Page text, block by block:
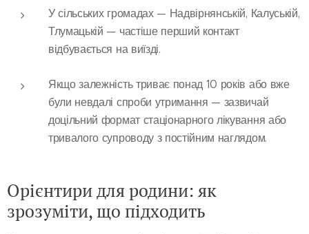
У сільських громадах — Надвірнянській, Калуській,
Тлумацькій — частіше перший контакт
відбувається на виїзді.
Якщо залежність триває понад 10 років або вже
були невдалі спроби утримання — зазвичай
доцільний формат стаціонарного лікування або
тривалого супроводу з постійним наглядом.
Орієнтири для родини: як
зрозуміти, що підходить